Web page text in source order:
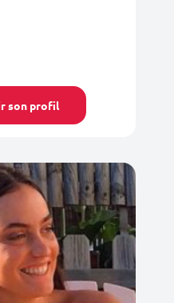
son profil